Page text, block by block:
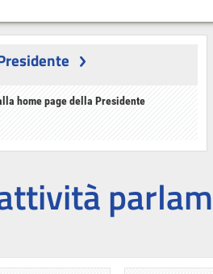
home page della Presidente